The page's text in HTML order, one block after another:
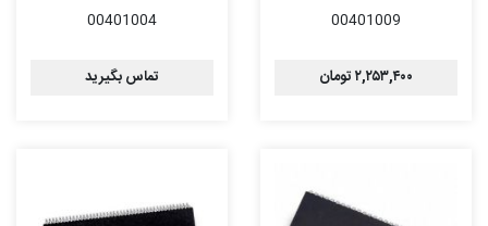
00401009
۲,۲۵۳,۴۰۰ تومان
00401004
تماس بگیرید